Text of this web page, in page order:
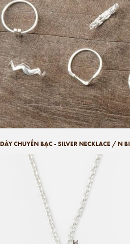
DÂY CHUYỀN BẠC - SILVER NECKLACE / N